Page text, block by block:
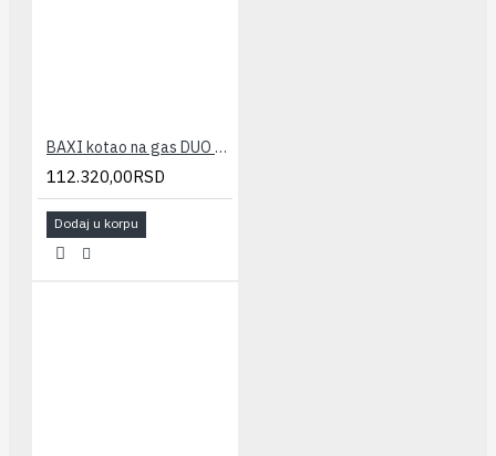
BAXI kotao na gas DUO TEC COMPACT 1.24GA(cirko-kondenz.)
112.320,00RSD
Dodaj u korpu